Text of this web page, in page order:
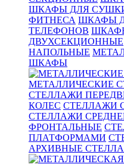
ШКАФЫ ДЛЯ
ФИТНЕСА ШКАФЫ
ТЕЛЕФОНОВ
ДВУХСЕКЦИОННЫЕ
НАПОЛЬНЫЕ
ШКАФЫ
МЕТАЛЛИЧЕСКИЕ
СТЕЛЛАЖИ
КОЛЕС СТЕЛЛАЖИ
СТЕЛЛАЖИ
ФРОНТАЛЬНЫЕ
ПЛАТФОРМАМИ
АРХИВНЫЕ